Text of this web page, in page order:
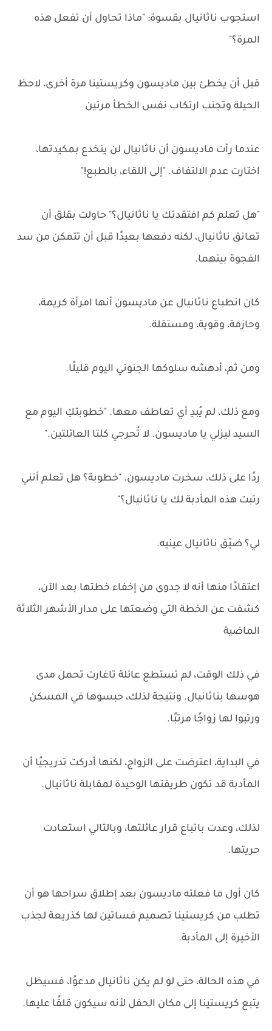
استجوب ناثانيال بقسوة: "ماذا تحاول أن تفعل هذه
المرة؟"
قبل أن يخطئ بين ماديسون وكريستينا مرة أخرى، لاحظ
الحيلة وتجنب ارتكاب نفس الخطأ مرتين
عندما رأت ماديسون أن ناثانيال لن ينخدع بمكيدتها،
اختارت عدم الالتفاف. "إلى اللقاء، بالطبع!"
"هل تعلم كم افتقدتك يا ناثانيال؟" حاولت بقلق أن
تعانق ناثانيال، لكنه دفعها بعيدًا قبل أن تتمكن من سد
الفجوة بينهما.
كان انطباع ناثانيال عن ماديسون أنها امرأة كريمة،
وحازمة، وقوية، ومستقلة.
ومن ثم، أدهشه سلوكها الجنوني اليوم قليلًا.
ومع ذلك، لم يُبدِ أي تعاطف معها. "خطوبتكِ اليوم مع
السيد ليزلي يا ماديسون. لا تُحرجي كلتا العائلتين."
ردًا على ذلك، سخرت ماديسون. "خطوبة؟ هل تعلم أنني
رتبت هذه المأدبة لك يا ناثانيال؟"
لي؟ ضيّق ناثانيال عينيه.
اعتقادًا منها أنه لا جدوى من إخفاء خطتها بعد الآن،
كشفت عن الخطة التي وضعتها على مدار الأشهر الثلاثة
الماضية
في ذلك الوقت، لم تستطع عائلة تاغارت تحمل مدى
هوسها بناثانيال. ونتيجة لذلك، حبسوها في المسكن
ورتبوا لها زواجًا مرتبًا.
في البداية، اعترضت على الزواج، لكنها أدركت تدريجيًا أن
المأدبة قد تكون طريقتها الوحيدة لمقابلة ناثانيال.
لذلك، وعدت باتباع قرار عائلتها، وبالتالي استعادت
حريتها.
كان أول ما فعلته ماديسون بعد إطلاق سراحها هو أن
تطلب من كريستينا تصميم فساتين لها كذريعة لجذب
الأخيرة إلى المأدبة.
في هذه الحالة، حتى لو لم يكن ناثانيال مدعوًا، فسيظل
يتبع كريستينا إلى مكان الحفل لأنه سيكون قلقًا عليها.